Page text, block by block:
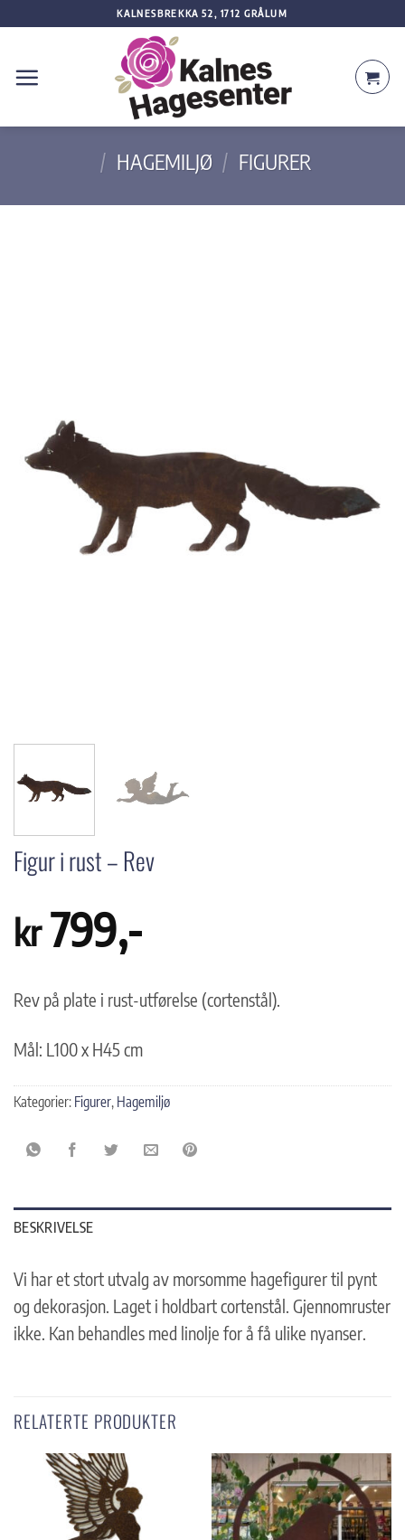
content
KALNESBREKKA 52, 1712 GRÅLUM
/ HAGEMILJØ / FIGURER
Figur i rust – Rev
kr799,-
Rev på plate i rust-utførelse (cortenstål).
Mål: L100 x H45 cm
Kategorier: Figurer Hagemiljø
BESKRIVELSE
Vi har et stort utvalg av morsomme hagefigurer til pynt
og dekorasjon. Laget i holdbart cortenstål. Gjennomruster
ikke. Kan behandles med linolje for å få ulike nyanser.
RELATERTE PRODUKTER